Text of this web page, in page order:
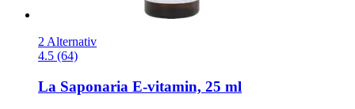
2 Alternativ
4.5 (64)
La Saponaria E-​vitamin, 25 ml